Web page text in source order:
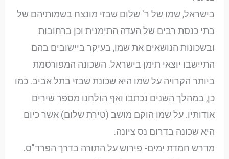
בישראל, שמו של ר' שלום שבזי מונצח בשמותיהם של
בתי כנסת רבים של העדה התימנית וכן ברחובות
ובשכונות הנושאים את שמו, בעיקר ביישובים בהם
התיישבו יוצאי תימן בישראל. השכונה המפורסמת
ביותר הקרויה על שמו היא שכונת שבזי בתל אביב. כמו
כן, במהלך השנים נכתבו ואף הולחנו מספר שירים
אודותיו. על שמו הוקם מושב (טירת שלום) אשר כיום
היא שכונה בדרום נס ציונה.
מדרש חמדת ימים- פירוש על התורה בדרך הפרד"ס.